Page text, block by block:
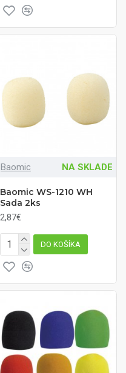
Baomic NA SKLADE
Baomic WS-1210 WH
Sada 2ks
2,87€
DO KOŠÍKA